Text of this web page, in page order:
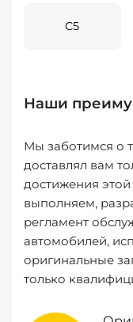
C5
Наши
Мы заботимся о
доставлял вам
достижения
выполняем,
регламент
автомобилей,
оригинальные
только